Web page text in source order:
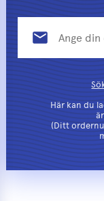
email
Här kan du
(Ditt